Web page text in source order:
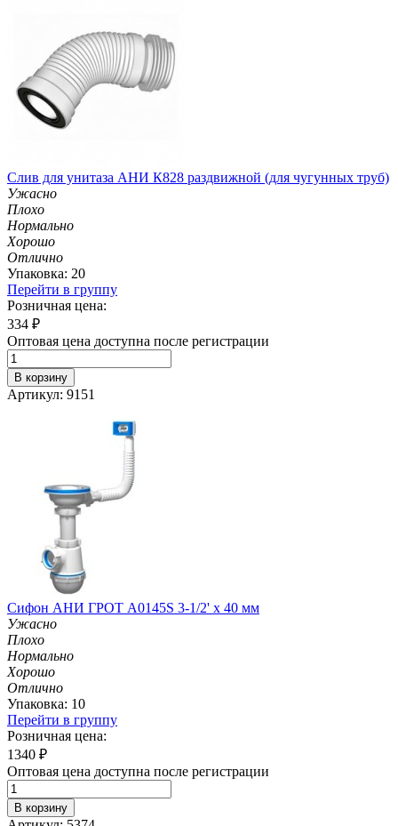
Слив для унитаза АНИ К828 раздвижной (для чугунных труб)
Ужасно
Плохо
Нормально
Хорошо
Отлично
Упаковка: 20
Перейти в группу
Розничная цена:
334 ₽
Оптовая цена доступна после регистрации
В корзину
Артикул: 9151
Сифон АНИ ГРОТ А0145S 3-1/2' х 40 мм
Ужасно
Плохо
Нормально
Хорошо
Отлично
Упаковка: 10
Перейти в группу
Розничная цена:
1340 ₽
Оптовая цена доступна после регистрации
В корзину